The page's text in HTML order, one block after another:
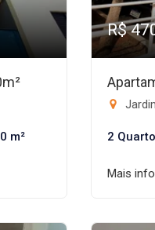
m²
R$
2
Mais